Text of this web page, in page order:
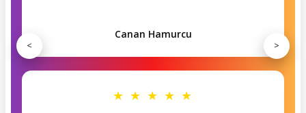
Canan Hamurcu
★ ★ ★ ★ ★
< >